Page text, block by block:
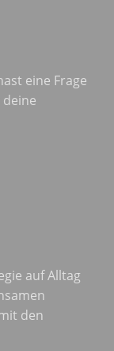
eine Frage
auf Alltag
den